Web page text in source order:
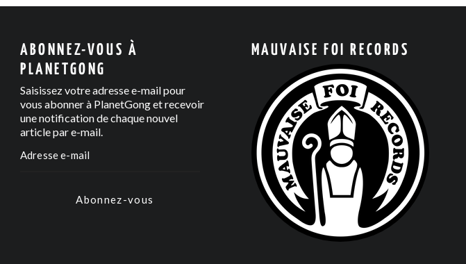
ABONNEZ-VOUS À
PLANETGONG
Saisissez votre adresse e-mail pour
vous abonner à PlanetGong et recevoir
une notification de chaque nouvel
article par e-mail.
Abonnez-vous
MAUVAISE FOI RECORDS